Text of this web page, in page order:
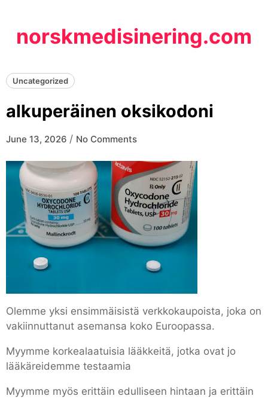
contentnorskmedisinering.com
Uncategorized
alkuperäinen oksikodoni
June 13, 2026 / No Comments
Olemme yksi ensimmäisistä verkkokaupoista, joka on
vakiinnuttanut asemansa koko Euroopassa.
Myymme korkealaatuisia lääkkeitä, jotka ovat jo
lääkäreidemme testaamia
Myymme myös erittäin edulliseen hintaan ja erittäin